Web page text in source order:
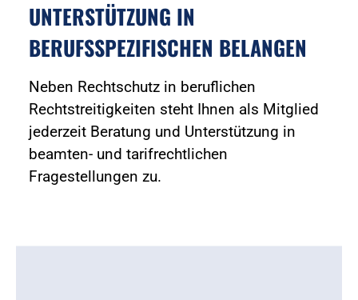
UNTERSTÜTZUNG IN
BERUFSSPEZIFISCHEN BELANGEN
Neben Rechtschutz in beruflichen
Rechtstreitigkeiten steht Ihnen als Mitglied
jederzeit Beratung und Unterstützung in
beamten- und tarifrechtlichen
Fragestellungen zu.